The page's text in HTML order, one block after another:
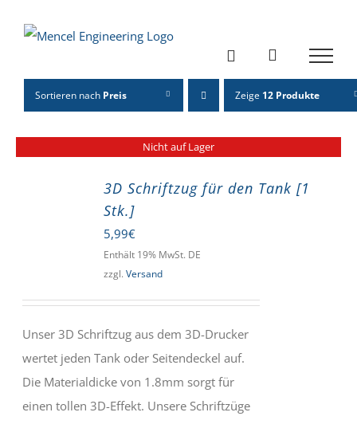
Inhalt
Sortieren nach Preis Zeige 12 Produkte
Nicht auf Lager
3D Schriftzug für den Tank [1
Stk.]
5,99€
Enthält 19% MwSt. DE
zzgl.Versand
Unser 3D Schriftzug aus dem 3D-Drucker
wertet jeden Tank oder Seitendeckel auf.
Die Materialdicke von 1.8mm sorgt für
einen tollen 3D-Effekt. Unsere Schriftzüge